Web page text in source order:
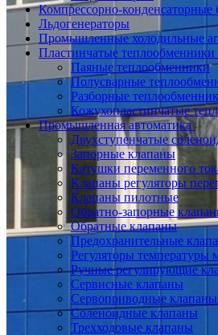
Компрессорно-конденсаторные
Льдогенераторы
Промышленные холодильные
Пластинчатые теплообменники
Паяные теплообменники
Полусварные
Разборные
Кожухопластинчатые
Промышленная автоматика
Двухступенчатые
Запорные клапаны
Катушки переменного
Клапаны регуляторы
Клапаны пилотные
Обратно-запорные
Обратные клапаны
Предохранительные
Регуляторы температуры
Ручные регулирующие
Сервисные клапаны
Сервоприводные клапаны
Соленоидные клапаны
Трехходовые клапаны